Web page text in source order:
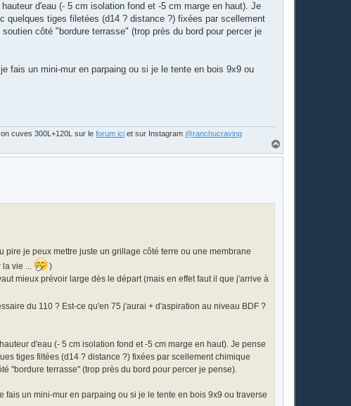
d'eau (- 5 cm isolation fond et -5 cm marge en haut). Je
tiges filetées (d14 ? distance ?) fixées par scellement
côté "bordure terrasse" (trop près du bord pour percer je
fais un mini-mur en parpaing ou si je le tente en bois 9x9 ou
cuves 300L+120L sur leforum ici et sur Instagram @ranchucraving
a
je peux mettre juste un grillage côté terre ou une membrane
vie ...
)
mieux prévoir large dès le départ (mais en effet faut il que j'arrive à
du 110 ? Est-ce qu'en 75 j'aurai + d'aspiration au niveau BDF ?
d'eau (- 5 cm isolation fond et -5 cm marge en haut). Je pense
tiges filtées (d14 ? distance ?) fixées par scellement chimique
"bordure terrasse" (trop près du bord pour percer je pense).
un mini-mur en parpaing ou si je le tente en bois 9x9 ou traverse